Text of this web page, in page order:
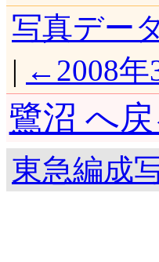
写真デー
| ←2008年
鷺沼 へ戻
東急編成